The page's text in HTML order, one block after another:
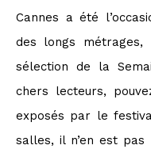
Cannes a été l’occasion de découvrir non seulement
des longs métrages,
sélection de la
chers lecteurs,
exposés par le
salles, il n’en est